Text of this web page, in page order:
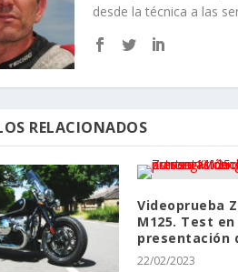
desde la técnica a las
RELACIONADOS
Videoprueba
M125. Test en
presentación
22/02/2023